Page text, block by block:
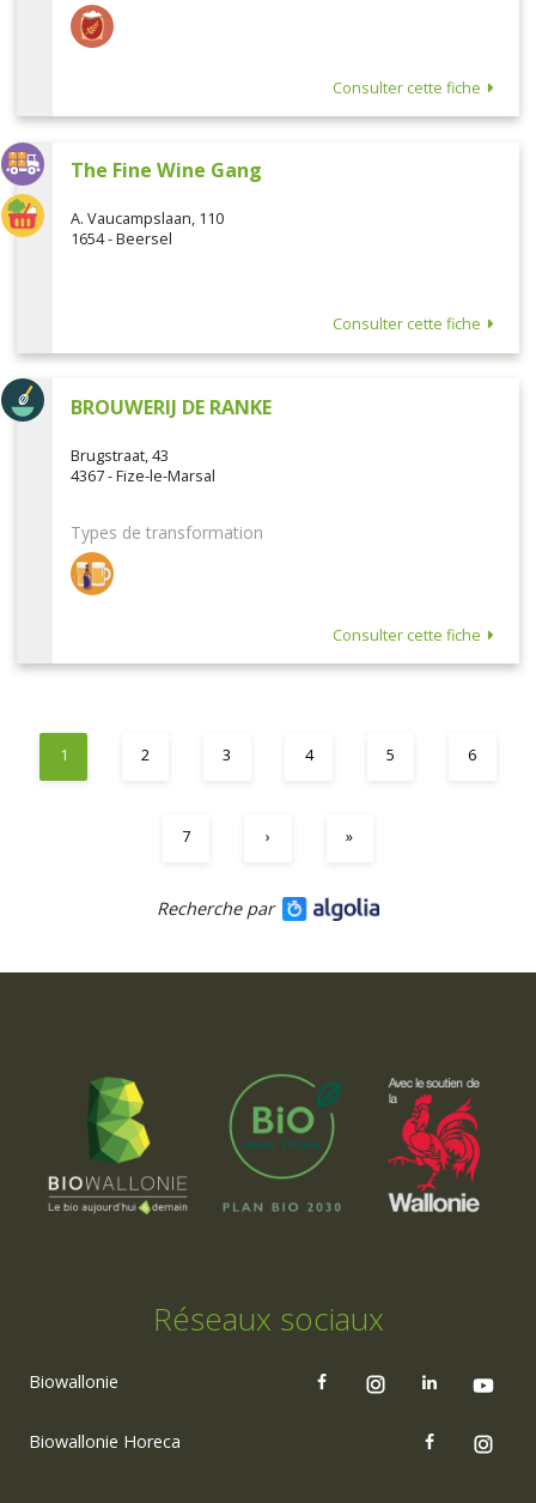
Consulter cette fiche
The Fine Wine Gang
A. Vaucampslaan, 110
1654 - Beersel
Consulter cette fiche
BROUWERIJ DE RANKE
Brugstraat, 43
4367 - Fize-le-Marsal
Types de transformation
Consulter cette fiche
1 2 3 4 5 6
7 › »
Recherche par
Réseaux sociaux
Biowallonie
Biowallonie Horeca